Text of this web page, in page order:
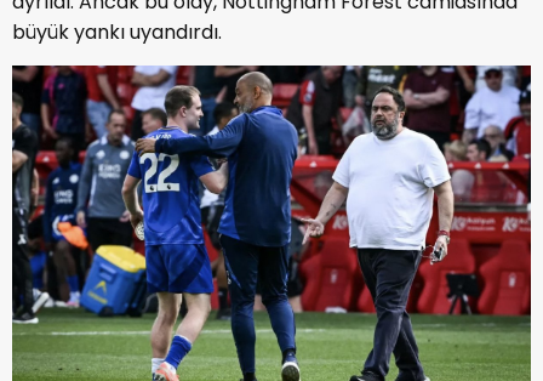
büyük yankı uyandırdı.